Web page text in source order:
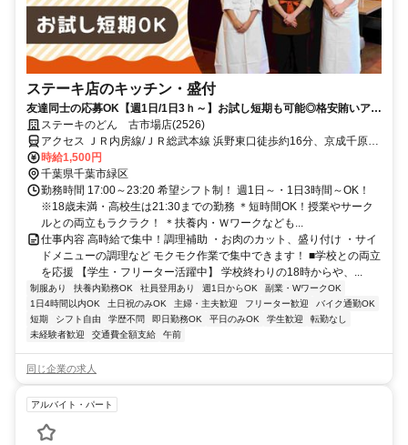
ステーキ店のキッチン・盛付
友達同士の応募OK【週1日/1日3ｈ～】お試し短期も可能◎格安賄いアリ
♪染髪＆ピアスOK(規定有)
ステーキのどん 古市場店(2526)
アクセス ＪＲ内房線/ＪＲ総武本線 浜野東口徒歩約16分、京成千原線
おゆみ野南口徒歩約30分、京成千原線 学園前（千葉県）出入口1徒歩
約32分 浜野駅より徒歩16分/車・バイク通勤OK！
時給1,500円
千葉県千葉市緑区
勤務時間 17:00～23:20 希望シフト制！ 週1日～・1日3時間～OK！
※18歳未満・高校生は21:30までの勤務 ＊短時間OK！授業やサーク
ルとの両立もラクラク！ ＊扶養内・Ｗワークなども...
仕事内容 高時給で集中！調理補助 ・お肉のカット、盛り付け ・サイ
ドメニューの調理など モクモク作業で集中できます！ ■学校との両立
を応援 【学生・フリーター活躍中】 学校終わりの18時からや、...
制服あり 扶養内勤務OK 社員登用あり 週1日からOK
副業・WワークOK
1日4時間以内OK
土日祝のみOK 主婦・主夫歓迎 フリーター歓迎
バイク通勤OK
短期
シフト自由 学歴不問 即日勤務OK 平日のみOK 学生歓迎
転勤なし
未経験者歓迎
交通費全額支給 午前
同じ企業の求人
アルバイト・パート